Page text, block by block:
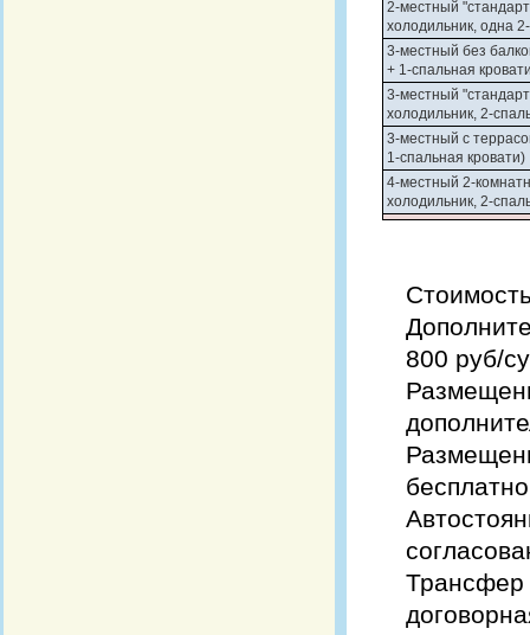
2-местный
холодильник, одна
3-местный без
+ 1-спальная
3-местный
холодильник, 2-
3-местный с
1-спальная кровати)
4-местный 2-
холодильник, 2-
800 руб/